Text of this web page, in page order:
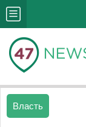
Власть